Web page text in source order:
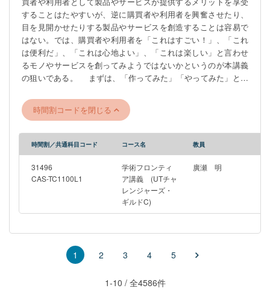
することはたやすいが、逆に購買者や利用者を興奮させたり、
目を見開かせたりする製品やサービスを創造することは容易で
はない。では、購買者や利用者を「これはすごい！」、「これ
は便利だ」、「これは心地よい」、「これは楽しい」と言わせ
るモノやサービスを創ってみようではないかというのが本講義
の狙いである。 まずは、「作ってみた」「やってみた」とい
「社会的なゴール」を意識したレベルのモノづくりに取り組ん
で欲しいと考えている。従って、講義に参加するにあたっては
いたい。個々の学生諸君の目標に基づき、専門家による指導を
受けたり、製造現場を見学に出向いたりしたいと考えている。
また、構築したモノやサービスは、完成後、想定される利用者
に試用してもらい、利用者の評価を受ける予定である。さら
に、本ゼミでは起業を支援した実績があり、起業にチャレンジ
したい学生諸君の参加を大いに歓迎する。 ※受講人数：10名 ※開
講場所：授業実施場所欄を参照 受講を希望する学生は、永綱
（別途周知される予定）にはこれに参加する。 ※個別ガイダンス
は第一回講義の4月7日18：45からオンラインで行う。 Zoomの
リンクはUTOLを参照のこと ----------------------------------------------------
時間割コードを閉じる
時間割／共通科目コード コース名 教員
31496
CAS-TC1100L1
学術フロンティ
ア講義 (UTチャ
レンジャーズ・
ギルドC)
廣瀬 明
1 2 3 4 5
1-10 / 全4586件